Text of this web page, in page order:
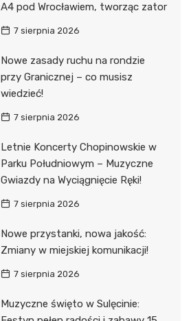
A4 pod Wrocławiem, tworząc zator
7 sierpnia 2026
Nowe zasady ruchu na rondzie
przy Granicznej – co musisz
wiedzieć!
7 sierpnia 2026
Letnie Koncerty Chopinowskie w
Parku Południowym – Muzyczne
Gwiazdy na Wyciągnięcie Ręki!
7 sierpnia 2026
Nowe przystanki, nowa jakość:
Zmiany w miejskiej komunikacji!
7 sierpnia 2026
Muzyczne święto w Sulęcinie: